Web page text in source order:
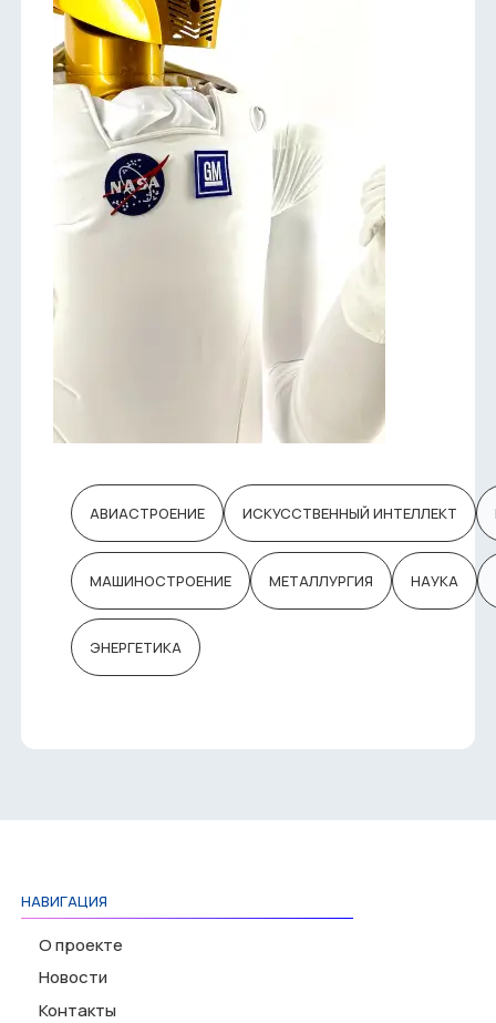
АВИАСТРОЕНИЕ ИСКУССТВЕННЫЙ ИНТЕЛЛЕКТ
МАШИНОСТРОЕНИЕ МЕТАЛЛУРГИЯ НАУКА
ЭНЕРГЕТИКА
НАВИГАЦИЯ
О проекте
Новости
Контакты